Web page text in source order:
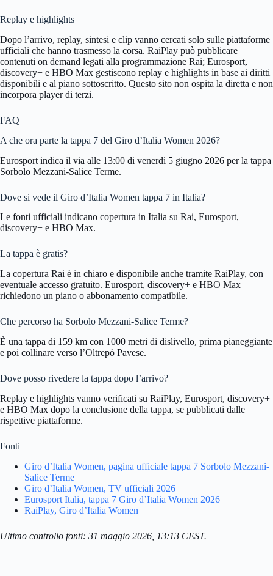
Replay e highlights
Dopo l’arrivo, replay, sintesi e clip vanno cercati solo sulle piattaforme
ufficiali che hanno trasmesso la corsa. RaiPlay può pubblicare
contenuti on demand legati alla programmazione Rai; Eurosport,
discovery+ e HBO Max gestiscono replay e highlights in base ai diritti
disponibili e al piano sottoscritto. Questo sito non ospita la diretta e non
incorpora player di terzi.
FAQ
A che ora parte la tappa 7 del Giro d’Italia Women 2026?
Eurosport indica il via alle 13:00 di venerdì 5 giugno 2026 per la tappa
Sorbolo Mezzani-Salice Terme.
Dove si vede il Giro d’Italia Women tappa 7 in Italia?
Le fonti ufficiali indicano copertura in Italia su Rai, Eurosport,
discovery+ e HBO Max.
La tappa è gratis?
La copertura Rai è in chiaro e disponibile anche tramite RaiPlay, con
eventuale accesso gratuito. Eurosport, discovery+ e HBO Max
richiedono un piano o abbonamento compatibile.
Che percorso ha Sorbolo Mezzani-Salice Terme?
È una tappa di 159 km con 1000 metri di dislivello, prima pianeggiante
e poi collinare verso l’Oltrepò Pavese.
Dove posso rivedere la tappa dopo l’arrivo?
Replay e highlights vanno verificati su RaiPlay, Eurosport, discovery+
e HBO Max dopo la conclusione della tappa, se pubblicati dalle
rispettive piattaforme.
Fonti
Giro d’Italia Women, pagina ufficiale tappa 7 Sorbolo Mezzani-
Salice Terme
Giro d’Italia Women, TV ufficiali 2026
Eurosport Italia, tappa 7 Giro d’Italia Women 2026
RaiPlay, Giro d’Italia Women
Ultimo controllo fonti: 31 maggio 2026, 13:13 CEST.